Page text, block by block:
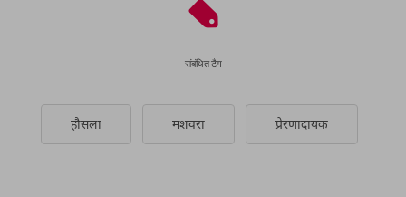
संबंधित टैग
हौसला मशवरा प्रेरणादायक